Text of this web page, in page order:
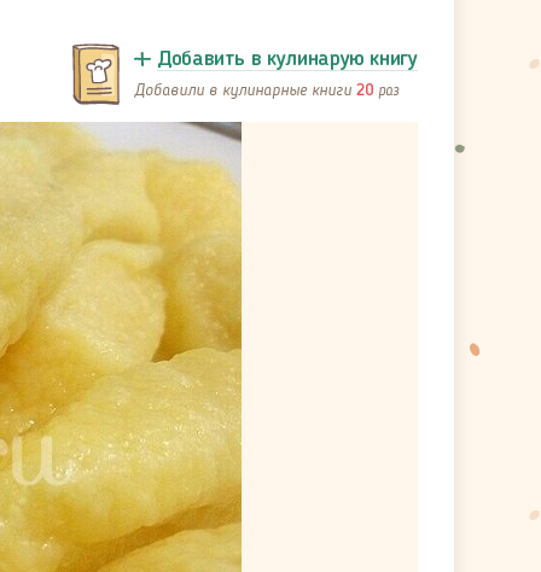
Добавить в кулинарую книгу
Добавили в кулинарные книги 20 раз